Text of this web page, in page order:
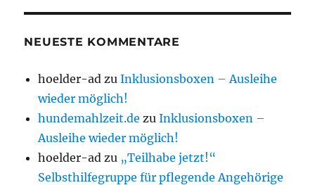
NEUESTE KOMMENTARE
hoelder-ad zuInklusionsboxen – Ausleihe
wieder möglich!
hundemahlzeit.de zuInklusionsboxen –
Ausleihe wieder möglich!
hoelder-ad zu „Teilhabe jetzt!“
Selbsthilfegruppe für pflegende Angehörige